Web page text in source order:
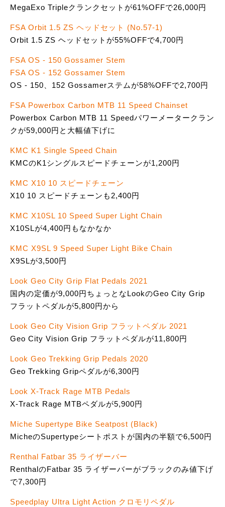
MegaExo Tripleクランクセットが61%OFFで26,000円
FSA Orbit 1.5 ZS ヘッドセット (No.57-1)
Orbit 1.5 ZS ヘッドセットが55%OFFで4,700円
FSA OS - 150 Gossamer Stem
FSA OS - 152 Gossamer Stem
OS - 150、152 Gossamerステムが58%OFFで2,700円
FSA Powerbox Carbon MTB 11 Speed Chainset
Powerbox Carbon MTB 11 Speedパワーメータークラン
クが59,000円と大幅値下げに
KMC K1 Single Speed Chain
KMCのK1シングルスピードチェーンが1,200円
KMC X10 10 スピードチェーン
X10 10 スピードチェーンも2,400円
KMC X10SL 10 Speed Super Light Chain
X10SLが4,400円もなかなか
KMC X9SL 9 Speed Super Light Bike Chain
X9SLが3,500円
Look Geo City Grip Flat Pedals 2021
国内の定価が9,000円ちょっとなLookのGeo City Grip
フラットペダルが5,800円から
Look Geo City Vision Grip フラットペダル 2021
Geo City Vision Grip フラットペダルが11,800円
Look Geo Trekking Grip Pedals 2020
Geo Trekking Gripペダルが6,300円
Look X-Track Rage MTB Pedals
X-Track Rage MTBペダルが5,900円
Miche Supertype Bike Seatpost (Black)
MicheのSupertypeシートポストが国内の半額で6,500円
Renthal Fatbar 35 ライザーバー
RenthalのFatbar 35 ライザーバーがブラックのみ値下げ
で7,300円
Speedplay Ultra Light Action クロモリペダル